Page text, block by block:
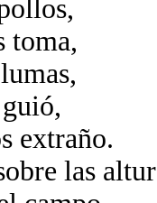
toma,
extraño.
las